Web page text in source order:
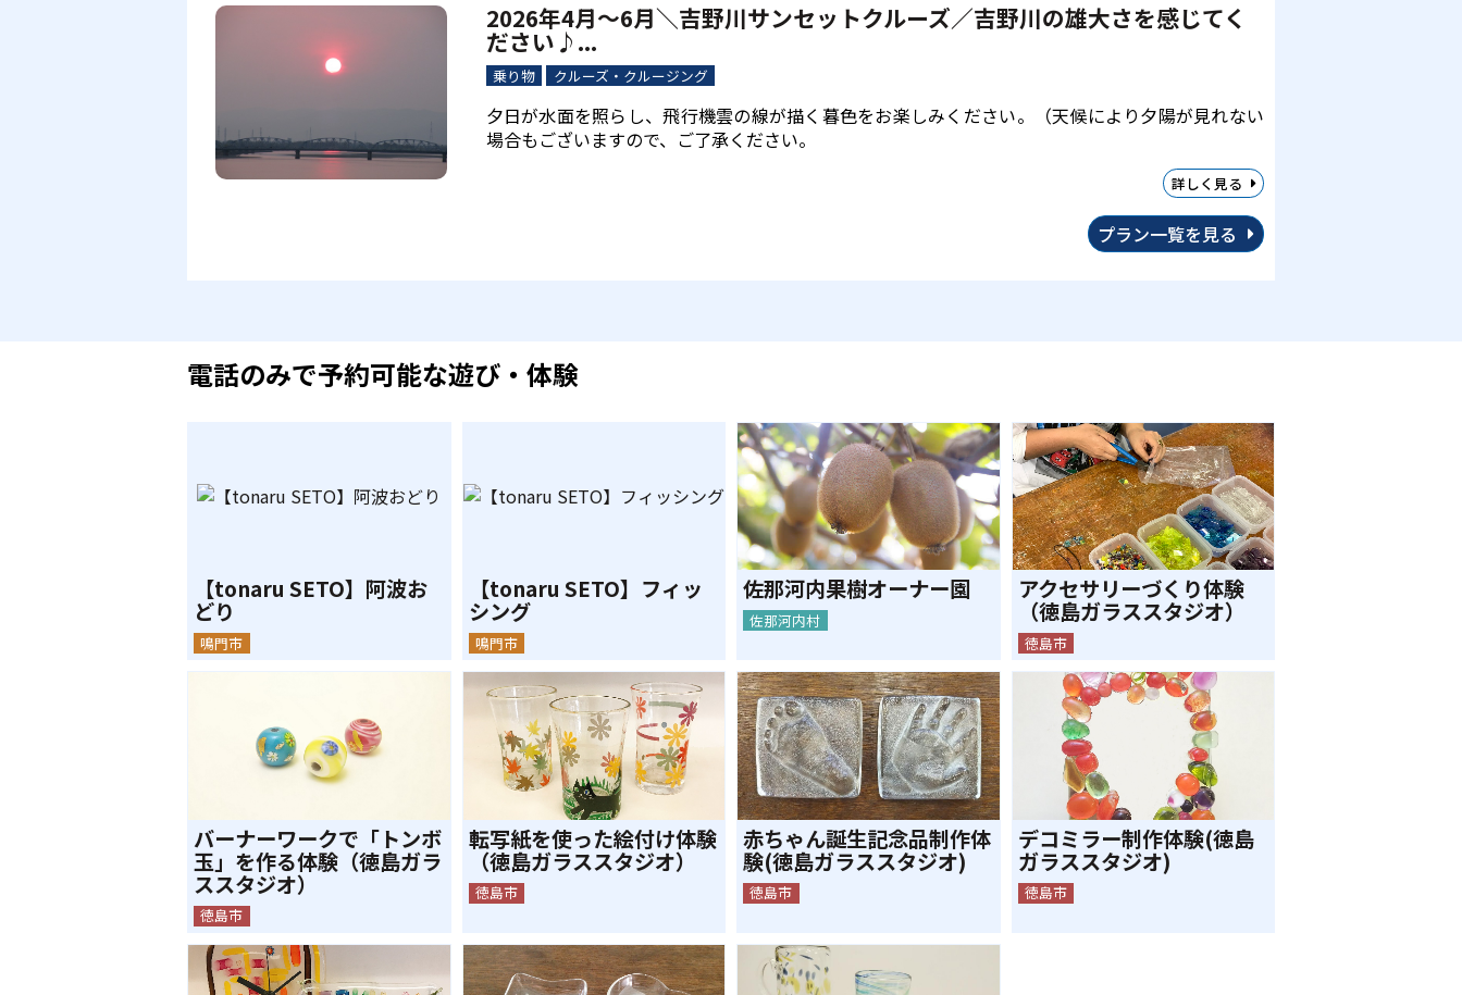
2026年4月～6月＼吉野川サンセットクルーズ／吉野川の雄大さを感じてく
ださい♪...
乗り物 クルーズ・クルージング
夕日が水面を照らし、飛行機雲の線が描く暮色をお楽しみください。（天候により夕陽が見れない
場合もございますので、ご了承ください。
詳しく見る
プラン一覧を見る
電話のみで予約可能な遊び・体験
【tonaru SETO】阿波お
どり
鳴門市
【tonaru SETO】フィッ
シング
鳴門市
佐那河内果樹オーナー園
佐那河内村
アクセサリーづくり体験
（徳島ガラススタジオ）
徳島市
バーナーワークで「トンボ
玉」を作る体験（徳島ガラ
ススタジオ）
徳島市
転写紙を使った絵付け体験
（徳島ガラススタジオ）
徳島市
赤ちゃん誕生記念品制作体
験(徳島ガラススタジオ)
徳島市
デコミラー制作体験(徳島
ガラススタジオ)
徳島市